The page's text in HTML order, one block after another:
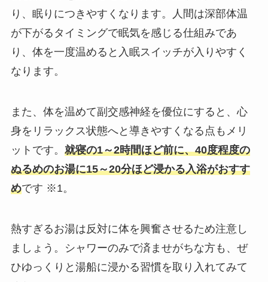
り、眠りにつきやすくなります。人間は深部体温
が下がるタイミングで眠気を感じる仕組みであ
り、体を一度温めると入眠スイッチが入りやすく
なります。
また、体を温めて副交感神経を優位にすると、心
身をリラックス状態へと導きやすくなる点もメリ
ットです。 就寝の1～2時間ほど前に、40度程度の
ぬるめのお湯に15～20分ほど浸かる入浴がおすす
めです ※1。
熱すぎるお湯は反対に体を興奮させるため注意し
ましょう。シャワーのみで済ませがちな方も、ぜ
ひゆっくりと湯船に浸かる習慣を取り入れてみて